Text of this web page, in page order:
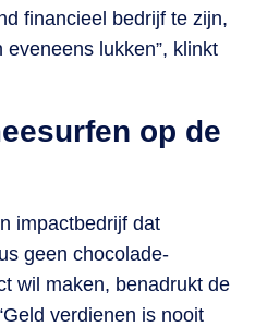
financieel bedrijf te zijn,
lukken”, klinkt
op de
impactbedrijf dat
geen chocolade-
wil maken, benadrukt de
verdienen is nooit